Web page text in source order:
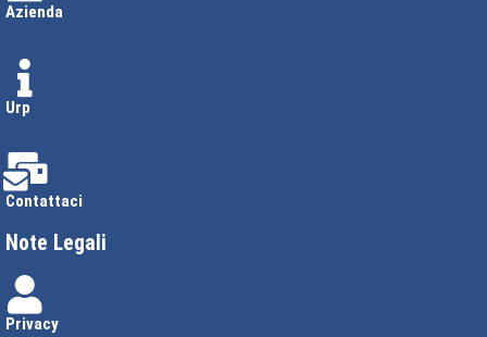
Azienda
Urp
Contattaci
Note Legali
Privacy